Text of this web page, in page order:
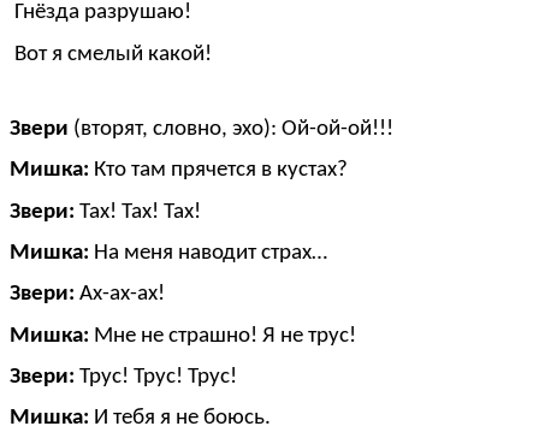
Гнёзда разрушаю!
Вот я смелый какой!
Звери (вторят, словно, эхо): Ой-ой-ой!!!
Мишка: Кто там прячется в кустах?
Звери: Тах! Тах! Тах!
Мишка: На меня наводит страх…
Звери: Ах-ах-ах!
Мишка: Мне не страшно! Я не трус!
Звери: Трус! Трус! Трус!
Мишка: И тебя я не боюсь.